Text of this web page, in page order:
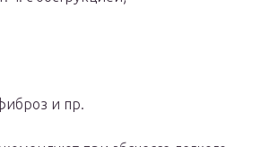
и пр.